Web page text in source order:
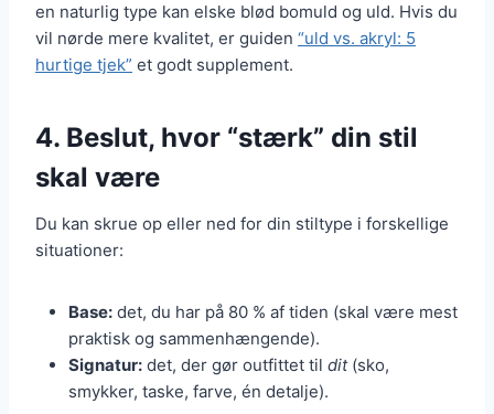
en naturlig type kan elske blød bomuld og uld. Hvis du
vil nørde mere kvalitet, er guiden “uld vs. akryl: 5
hurtige tjek” et godt supplement.
4. Beslut, hvor “stærk” din stil
skal være
Du kan skrue op eller ned for din stiltype i forskellige
situationer:
Base: det, du har på 80 % af tiden (skal være mest
praktisk og sammenhængende).
Signatur: det, der gør outfittet til dit(sko,
smykker, taske, farve, én detalje).